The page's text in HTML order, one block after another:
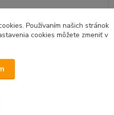
hliníkové disky 8x18 5x112
GLOSSY
Používaním našich stránok
cookies môžete zmeniť v